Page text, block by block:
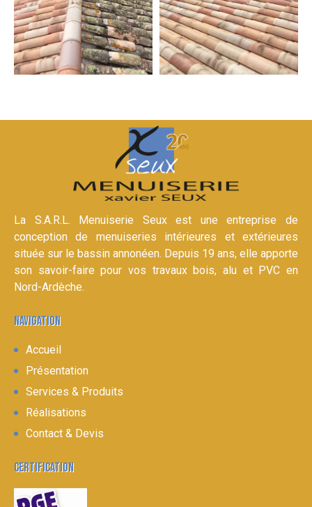
La S.A.R.L. Menuiserie Seux est une entreprise de
conception de menuiseries intérieures et extérieures
située sur le bassin annonéen. Depuis 19 ans, elle apporte
son savoir-faire pour vos travaux bois, alu et PVC en
Nord-Ardèche.
NAVIGATION
Accueil
Présentation
Services & Produits
Réalisations
Contact & Devis
CERTIFICATION